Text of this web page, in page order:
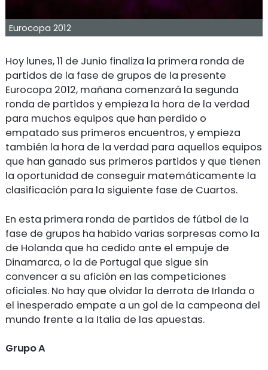
Eurocopa 2012
Hoy lunes, 11 de Junio finaliza la primera ronda de
partidos de la fase de grupos de la presente
Eurocopa 2012, mañana comenzará la segunda
ronda de partidos y empieza la hora de la verdad
para muchos equipos que han perdido o
empatado sus primeros encuentros, y empieza
también la hora de la verdad para aquellos equipos
que han ganado sus primeros partidos y que tienen
la oportunidad de conseguir matemáticamente la
clasificación para la siguiente fase de Cuartos.
En esta primera ronda de partidos de fútbol de la
fase de grupos ha habido varias sorpresas como la
de Holanda que ha cedido ante el empuje de
Dinamarca, o la de Portugal que sigue sin
convencer a su afición en las competiciones
oficiales. No hay que olvidar la derrota de Irlanda o
el inesperado empate a un gol de la campeona del
mundo frente a la Italia de las apuestas.
Grupo A